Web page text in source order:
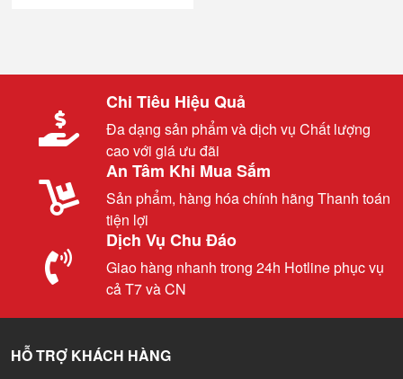
Chi Tiêu Hiệu Quả
Đa dạng sản phẩm và dịch vụ Chất lượng
cao với giá ưu đãi
An Tâm Khi Mua Sắm
Sản phẩm, hàng hóa chính hãng Thanh toán
tiện lợi
Dịch Vụ Chu Đáo
Giao hàng nhanh trong 24h Hotline phục vụ
cả T7 và CN
HỖ TRỢ KHÁCH HÀNG